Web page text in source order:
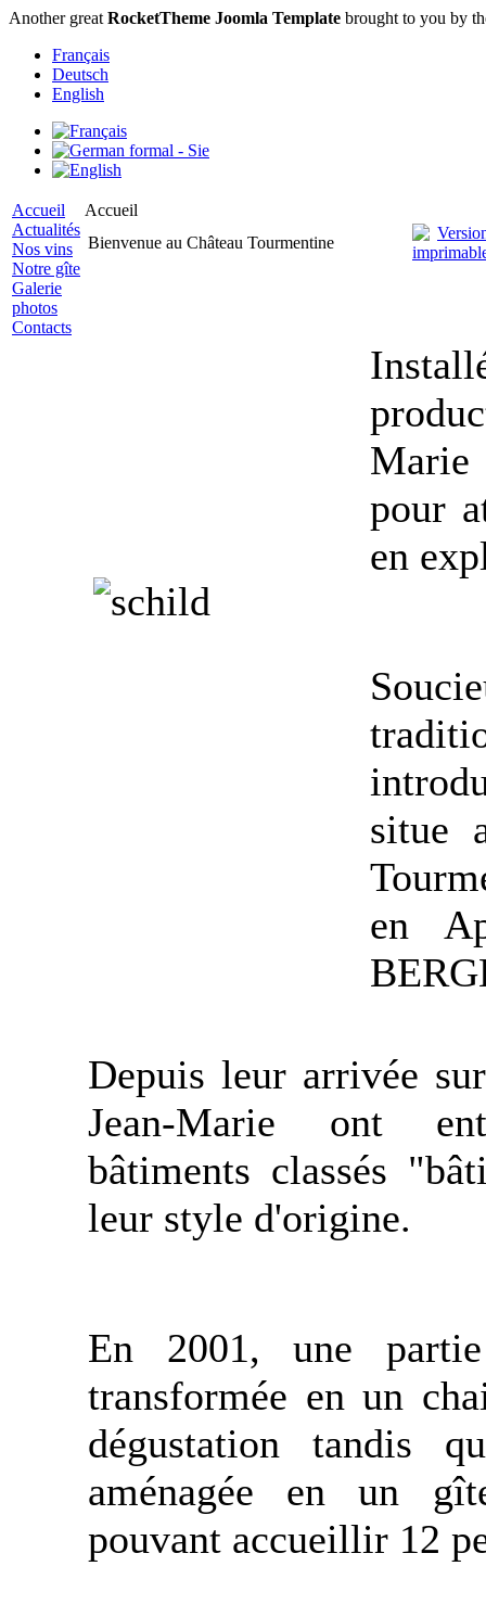
Another great RocketTheme Joomla Template brought to you by
Français
Deutsch
English
Accueil
Actualités
Nos vins
Notre gîte
Galerie
photos
Contacts
Accueil
Bienvenue au Château Tourmentine
Marie
pour
en
situe
en
Depuis leur arrivée
Jean-Marie ont
bâtiments classés
leur style d'origine.
En 2001, une
transformée en un
dégustation tandis
aménagée en un
pouvant accueillir 12